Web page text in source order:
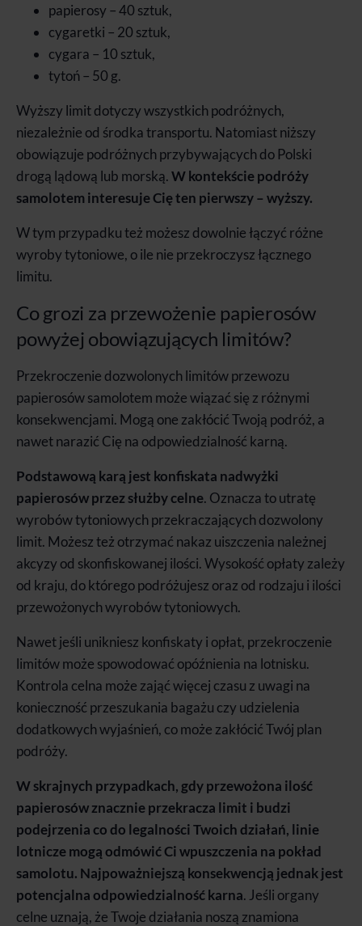
papierosy – 40 sztuk,
cygaretki – 20 sztuk,
cygara – 10 sztuk,
tytoń – 50 g.
Wyższy limit dotyczy wszystkich podróżnych,
niezależnie od środka transportu. Natomiast niższy
obowiązuje podróżnych przybywających do Polski
drogą lądową lub morską.W kontekście podróży
samolotem interesuje Cię ten pierwszy – wyższy.
W tym przypadku też możesz dowolnie łączyć różne
wyroby tytoniowe, o ile nie przekroczysz łącznego
limitu.
Co grozi za przewożenie papierosów
powyżej obowiązujących limitów?
Przekroczenie dozwolonych limitów przewozu
papierosów samolotem może wiązać się z różnymi
konsekwencjami. Mogą one zakłócić Twoją podróż, a
nawet narazić Cię na odpowiedzialność karną.
Podstawową karą jest konfiskata nadwyżki
papierosów przez służby celne. Oznacza to utratę
wyrobów tytoniowych przekraczających dozwolony
limit. Możesz też otrzymać nakaz uiszczenia należnej
akcyzy od skonfiskowanej ilości. Wysokość opłaty zależy
od kraju, do którego podróżujesz oraz od rodzaju i ilości
przewożonych wyrobów tytoniowych.
Nawet jeśli unikniesz konfiskaty i opłat, przekroczenie
limitów może spowodować opóźnienia na lotnisku.
Kontrola celna może zająć więcej czasu z uwagi na
konieczność przeszukania bagażu czy udzielenia
dodatkowych wyjaśnień, co może zakłócić Twój plan
podróży.
W skrajnych przypadkach, gdy przewożona ilość
papierosów znacznie przekracza limit i budzi
podejrzenia co do legalności Twoich działań, linie
lotnicze mogą odmówić Ci wpuszczenia na pokład
samolotu. Najpoważniejszą konsekwencją jednak jest
potencjalna odpowiedzialność karna. Jeśli organy
celne uznają, że Twoje działania noszą znamiona